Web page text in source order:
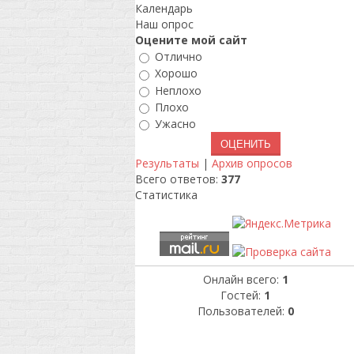
Календарь
Наш опрос
Оцените мой сайт
Отлично
Хорошо
Неплохо
Плохо
Ужасно
Результаты | Архив опросов
Всего ответов: 377
Статистика
Онлайн всего: 1
Гостей: 1
Пользователей: 0